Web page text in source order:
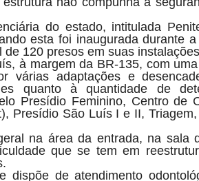
do estado, intitulada
esta foi inaugurada durante
120 presos em suas
à margem da BR-135, com
várias adaptações e
quanto à quantidade de
Presídio Feminino, Centro de
Presídio São Luís I e II,
na área da entrada, na sala
que se tem em
de atendimento